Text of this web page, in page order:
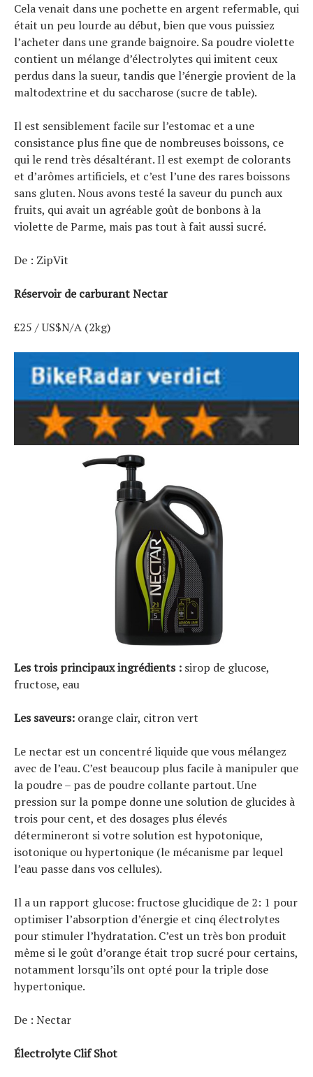
Cela venait dans une pochette en argent refermable, qui
était un peu lourde au début, bien que vous puissiez
l’acheter dans une grande baignoire. Sa poudre violette
contient un mélange d’électrolytes qui imitent ceux
perdus dans la sueur, tandis que l’énergie provient de la
maltodextrine et du saccharose (sucre de table).
Il est sensiblement facile sur l’estomac et a une
consistance plus fine que de nombreuses boissons, ce
qui le rend très désaltérant. Il est exempt de colorants
et d’arômes artificiels, et c’est l’une des rares boissons
sans gluten. Nous avons testé la saveur du punch aux
fruits, qui avait un agréable goût de bonbons à la
violette de Parme, mais pas tout à fait aussi sucré.
De : ZipVit
Réservoir de carburant Nectar
£25 / US$N/A (2kg)
Les trois principaux ingrédients : sirop de glucose,
fructose, eau
Les saveurs: orange clair, citron vert
Le nectar est un concentré liquide que vous mélangez
avec de l’eau. C’est beaucoup plus facile à manipuler que
la poudre – pas de poudre collante partout. Une
pression sur la pompe donne une solution de glucides à
trois pour cent, et des dosages plus élevés
détermineront si votre solution est hypotonique,
isotonique ou hypertonique (le mécanisme par lequel
l’eau passe dans vos cellules).
Il a un rapport glucose: fructose glucidique de 2: 1 pour
optimiser l’absorption d’énergie et cinq électrolytes
pour stimuler l’hydratation. C’est un très bon produit
même si le goût d’orange était trop sucré pour certains,
notamment lorsqu’ils ont opté pour la triple dose
hypertonique.
De : Nectar
Électrolyte Clif Shot
S
e
a
r
c
h
f
o
r
: